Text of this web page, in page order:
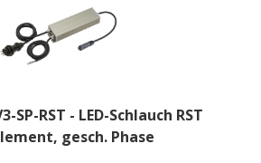
SP-RST - LED-Schlauch RST
gesch. Phase